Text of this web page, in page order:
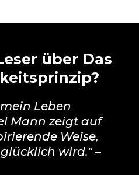
über Das
Leben
Mann zeigt auf
Weise,
wird."–